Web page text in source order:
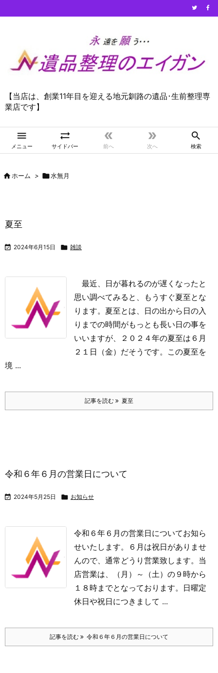
【当店は、創業11年目を迎える地元釧路の遺品･生前整理専
業店です】

メニュー

サイドバー

前へ

次へ

検索
ホーム > 水無月
夏至
 2024年6月15日  雑談
最近、日が暮れるのが遅くなったと
思い調べてみると、もうすぐ夏至とな
ります。 夏至とは、日の出から日の入
りまでの時間がもっとも長い日の事を
いいますが、２０２４年の夏至は６月
２１日（金）だそうです。 この夏至を
境 ...
記事を読む 夏至
令和６年６月の営業日について
 2024年5月25日  お知らせ
令和６年６月の営業日についてお知ら
せいたします。
６月は祝日がありませ
んので、通常どうり営業致します。 当
店営業は、（月）～（土）の９時から
１８時までとなっております。 日曜定
休日や祝日につきまして ...
記事を読む 令和６年６月の営業日について